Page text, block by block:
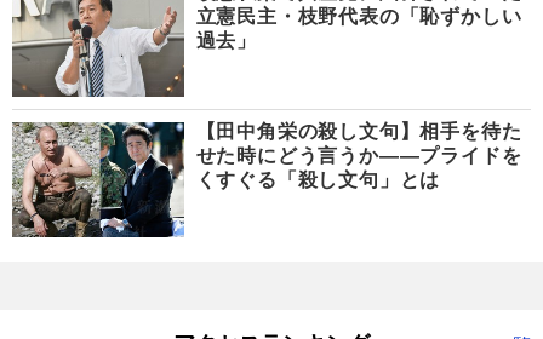
立憲民主・枝野代表の「恥ずかしい
過去」
【田中角栄の殺し文句】相手を待た
せた時にどう言うか――プライドを
くすぐる「殺し文句」とは